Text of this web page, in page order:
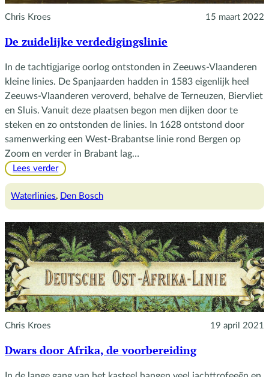
Chris Kroes 15 maart 2022
De zuidelijke verdedigingslinie
In de tachtigjarige oorlog ontstonden in Zeeuws-Vlaanderen
kleine linies. De Spanjaarden hadden in 1583 eigenlijk heel
Zeeuws-Vlaanderen veroverd, behalve de Terneuzen, Biervliet
en Sluis. Vanuit deze plaatsen begon men dijken door te
steken en zo ontstonden de linies. In 1628 ontstond door
samenwerking een West-Brabantse linie rond Bergen op
Zoom en verder in Brabant lag…
Lees verder:
zuidelijke
Waterlinies, Den Bosch
Chris Kroes 19 april 2021
Dwars door Afrika, de voorbereiding